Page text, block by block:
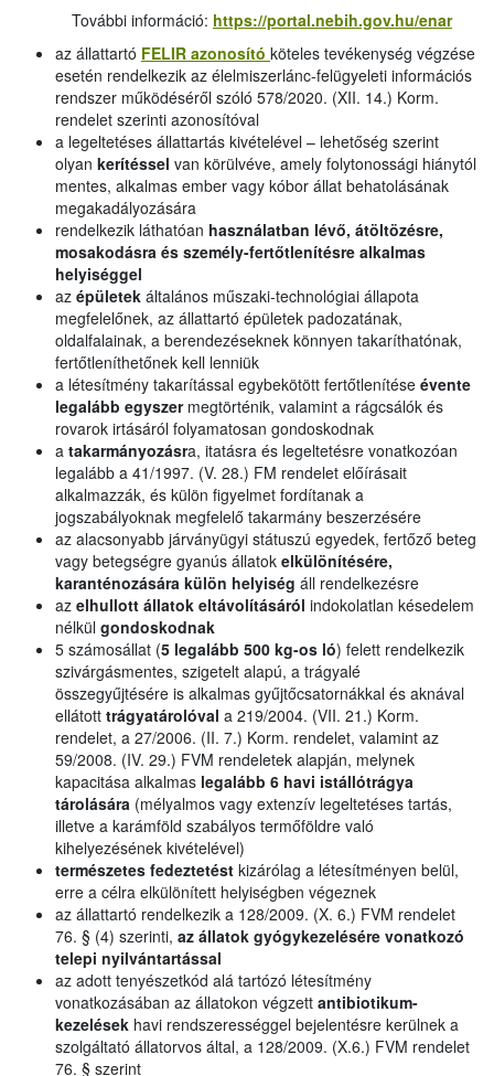
További információ: https://portal.nebih.gov.hu/enar
az állattartó FELIR azonosító köteles tevékenység végzése
esetén rendelkezik az élelmiszerlánc-felügyeleti információs
rendszer működéséről szóló 578/2020. (XII. 14.) Korm.
rendelet szerinti azonosítóval
a legeltetéses állattartás kivételével – lehetőség szerint
olyan kerítéssel van körülvéve, amely folytonossági hiánytól
mentes, alkalmas ember vagy kóbor állat behatolásának
megakadályozására
rendelkezik láthatóan használatban lévő, átöltözésre,
mosakodásra és személy-fertőtlenítésre alkalmas
helyiséggel
az épületek általános műszaki-technológiai állapota
megfelelőnek, az állattartó épületek padozatának,
oldalfalainak, a berendezéseknek könnyen takaríthatónak,
fertőtleníthetőnek kell lenniük
a létesítmény takarítással egybekötött fertőtlenítése évente
legalább egyszer megtörténik, valamint a rágcsálók és
rovarok irtásáról folyamatosan gondoskodnak
a takarmányozásra, itatásra és legeltetésre vonatkozóan
legalább a 41/1997. (V. 28.) FM rendelet előírásait
alkalmazzák, és külön figyelmet fordítanak a
jogszabályoknak megfelelő takarmány beszerzésére
az alacsonyabb járványügyi státuszú egyedek, fertőző beteg
vagy betegségre gyanús állatok elkülönítésére,
karanténozására külön helyiség áll rendelkezésre
az elhullott állatok eltávolításáról indokolatlan késedelem
nélkül gondoskodnak
5 számosállat (5 legalább 500 kg-os ló) felett rendelkezik
szivárgásmentes, szigetelt alapú, a trágyalé
összegyűjtésére is alkalmas gyűjtőcsatornákkal és aknával
ellátott trágyatárolóval a 219/2004. (VII. 21.) Korm.
rendelet, a 27/2006. (II. 7.) Korm. rendelet, valamint az
59/2008. (IV. 29.) FVM rendeletek alapján, melynek
kapacitása alkalmas legalább 6 havi istállótrágya
tárolására (mélyalmos vagy extenzív legeltetéses tartás,
illetve a karámföld szabályos termőföldre való
kihelyezésének kivételével)
természetes fedeztetést kizárólag a létesítményen belül,
erre a célra elkülönített helyiségben végeznek
az állattartó rendelkezik a 128/2009. (X. 6.) FVM rendelet
76. § (4) szerinti, az állatok gyógykezelésére vonatkozó
telepi nyilvántartással
az adott tenyészetkód alá tartózó létesítmény
vonatkozásában az állatokon végzett antibiotikum-
kezelések havi rendszerességgel bejelentésre kerülnek a
szolgáltató állatorvos által, a 128/2009. (X.6.) FVM rendelet
76. § szerint